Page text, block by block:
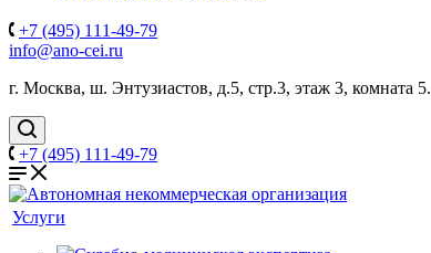
+7 (495) 111-49-79
info@ano-cei.ru
г. Москва, ш. Энтузиастов, д.5, стр.3, этаж 3, комната 5.
+7 (495) 111-49-79
Услуги